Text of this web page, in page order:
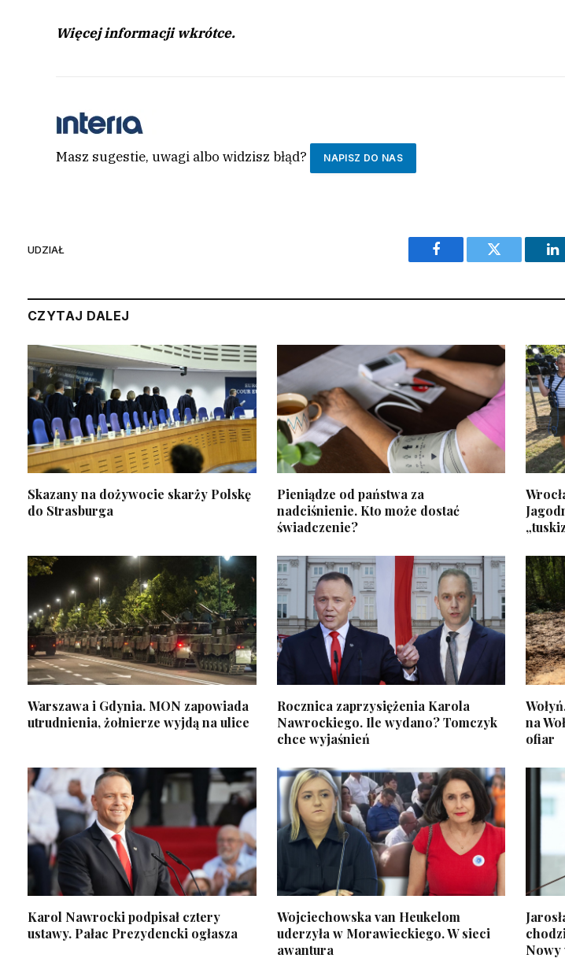
Więcej informacji wkrótce.
Masz sugestie, uwagi albo widzisz błąd? NAPISZ DO NAS
UDZIAŁ
Facebook Twitter
CZYTAJ DALEJ
Skazany na dożywocie skarży Polskę
do Strasburga
Pieniądze od państwa za
nadciśnienie. Kto może dostać
świadczenie?
Warszawa i Gdynia. MON zapowiada
utrudnienia, żołnierze wyjdą na ulice
Rocznica zaprzysiężenia Karola
Nawrockiego. Ile wydano? Tomczyk
chce wyjaśnień
na
ofiar
Karol Nawrocki podpisał cztery
ustawy. Pałac Prezydencki ogłasza
Wojciechowska van Heukelom
uderzyła w Morawieckiego. W sieci
awantura
Nowy